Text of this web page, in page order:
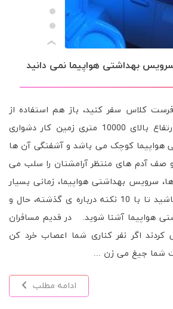
›
کلاس سفر کنید، باز هم استفاده از
سرویس بهداشتی در ارتفاع بالای 10000 متری زمین کار دشواری
کوچک می باشد و آشفتگی آن ها
صف آدم های منتظر آرامشتان را سلب می
سرویس بهداشتی هواپیما، زمانی بسیار
بدتر بود. با ما همراه باشید تا با 10 نکته درباره ی گذشته، حال و
هواپیما آشنا شوید. در قدیم مسافران
اگر نفر کناری شما اعصاب خرد کن
شما جیغ می زن ...
ادامه مطلب